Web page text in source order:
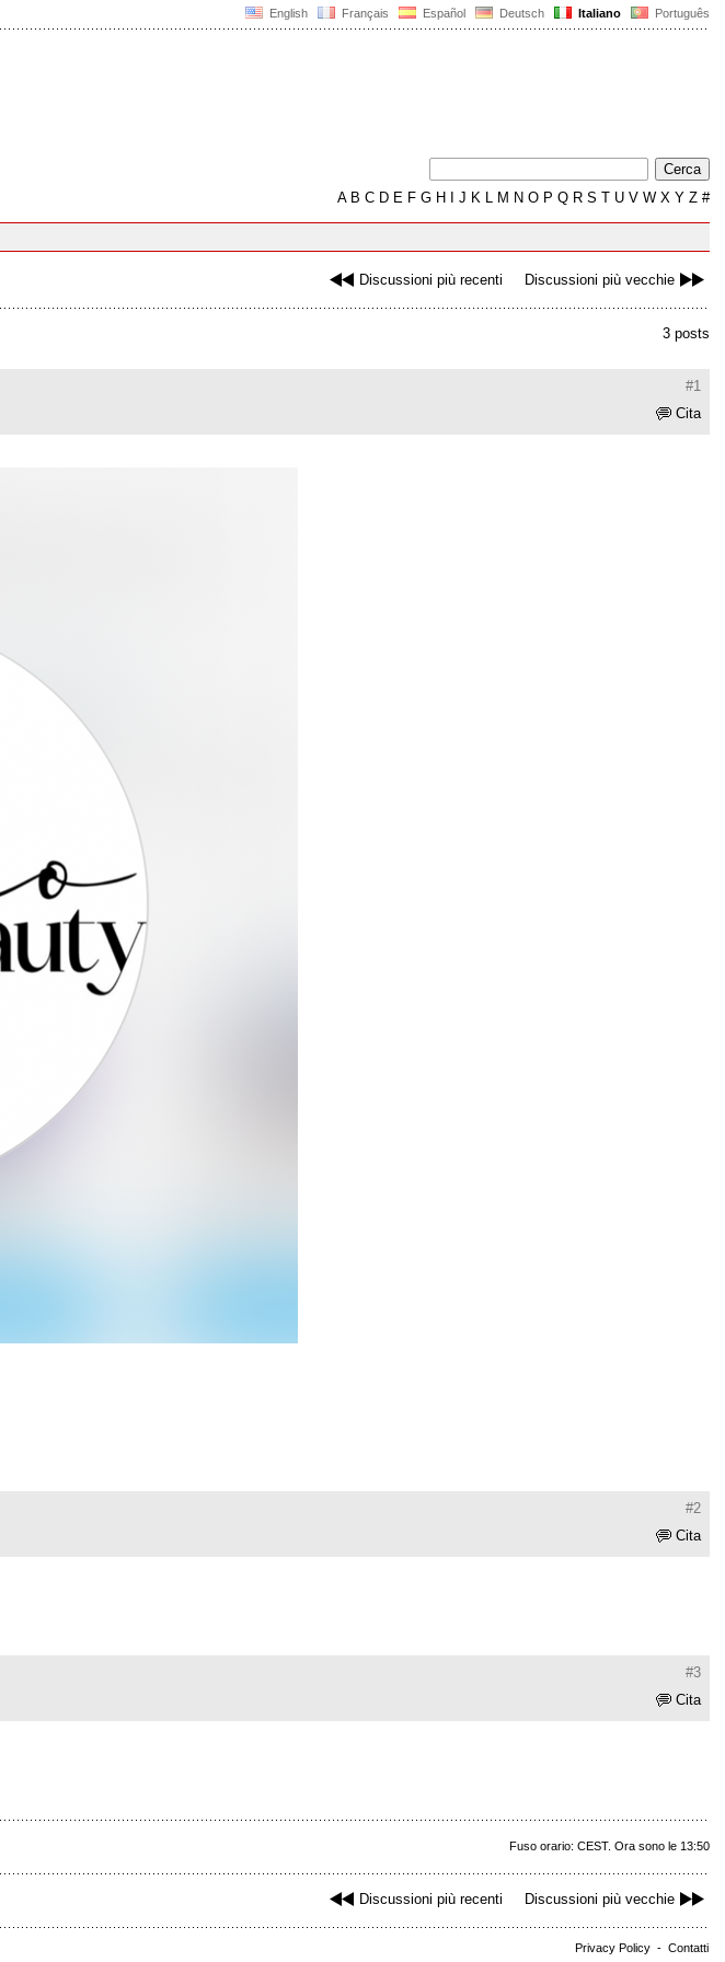
English Français Español Deutsch Italiano Português
AB C D E F G H J K L M N O P Q R S T U V W X Y Z #
Discussioni più recenti Discussioni più vecchie
3 posts
#1
Cita
#2
Cita
#3
Cita
Fuso orario: CEST. Ora sono le 13:50
Discussioni più recenti Discussioni più vecchie
Privacy Policy - Contatti